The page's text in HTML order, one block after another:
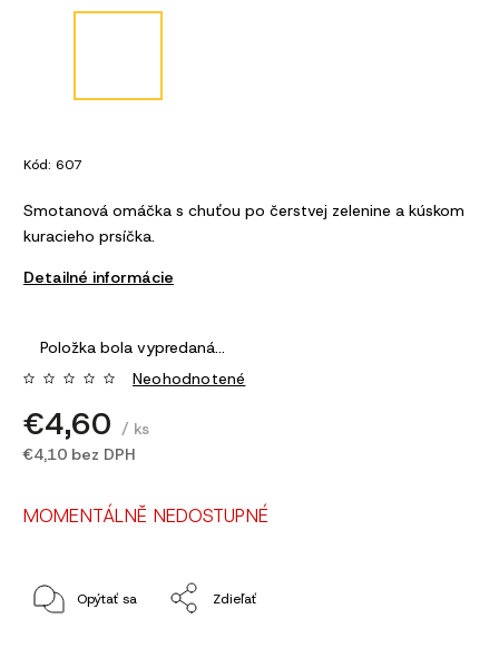
Kód: 607
Smotanová omáčka s chuťou po čerstvej zelenine a kúskom
kuracieho prsíčka.
Detailné informácie
Položka bola vypredaná…
Neohodnotené
€4,60
/ ks
€4,10 bez DPH
MOMENTÁLNĚ NEDOSTUPNÉ
Opýtať sa Zdieľať